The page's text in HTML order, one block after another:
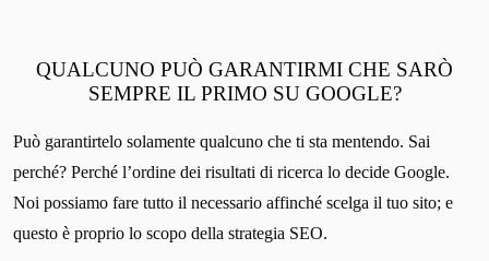
QUALCUNO PUÒ GARANTIRMI CHE SARÒ
SEMPRE IL PRIMO SU GOOGLE?
Può garantirtelo solamente qualcuno che ti sta mentendo. Sai
perché? Perché l’ordine dei risultati di ricerca lo decide Google.
Noi possiamo fare tutto il necessario affinché scelga il tuo sito; e
questo è proprio lo scopo della strategia SEO.